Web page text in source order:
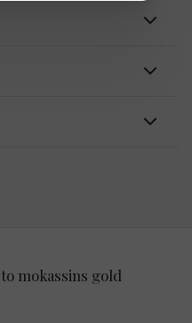
mokassins gold